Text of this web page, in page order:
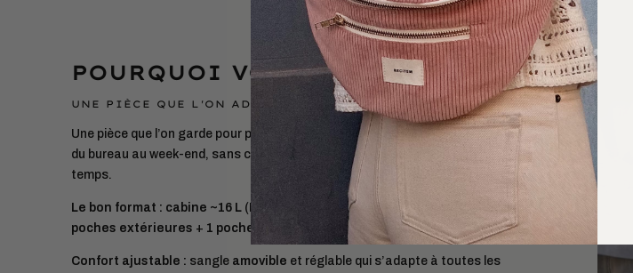
POURQUOI VOUS ALLEZ L’AIMER
UNE PIÈCE QUE L'ON ADOPTE ET QUE L'ON GARDE
Une pièce que l’on garde pour partir léger. Le sac de voyage 24hvous suit
du bureau au week-end, sans compromis sur le style ni la tenue dans le
temps.
Le bon format : cabine ~16 L ( L37 × H27 × P22 cm ) pour 1–2 jours.
poches extérieures + 1 poche intérieure pour tout organiser.
Confort ajustable : sangle amovible et réglable qui s’adapte à toutes les